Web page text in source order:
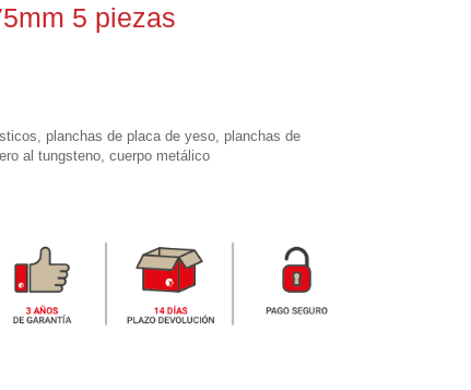
5 piezas
planchas de placa de yeso, planchas de
al tungsteno, cuerpo metálico